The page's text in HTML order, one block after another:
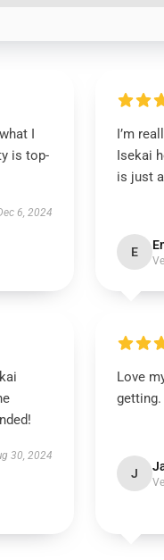
I
is top-
6, 2024
I’m
Isekai
is just
E
30, 2024
Love
getting.
J